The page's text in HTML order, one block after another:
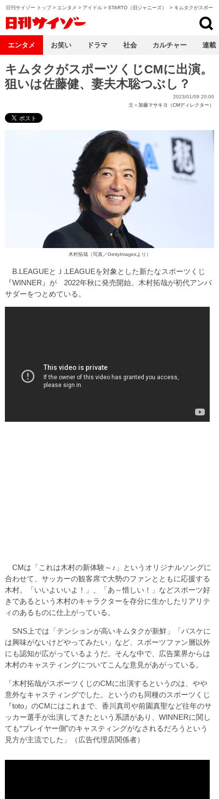
日刊サイゾー トップ> エンタメ > アイドル > STARTO（旧ジャニーズ） > キムタクがスポー
キムタクがスポーツくじCMに出演。
狙いは佐藤健、妻夫木聡つぶし？
2023/01/09 20:00
文＝加藤マサキヨ（CMディレクター）
木村拓哉（写真／GettyImagesより）
B.LEAGUEとＪ.LEAGUEを対象とした新たなスポーツくじ
『WINNER』が 2022年秋に発売開始。木村拓哉が初代アンバ
サダーをつとめている。
CMは「これは木村の新体験～♪」というオリジナルソングに
合わせて、サッカーの観客席で大勢のファンとともに応援する
木村。「いいよいいよ！」、「あ～惜しい！」などスポーツ好
きであるという木村のキャラクターを存分に生かしたリアリテ
ィのあるものに仕上がっている。
SNS上では「テンションが高いキムタクが新鮮」「バスケに
は興味がないけどやってみたい」など、スポーツファン層以外
にも認知が広がっているようだ。そんな中で、広告業界からは
木村のキャスティングについてこんな意見があがっている。
「木村拓哉がスポーツくじのCMに出演するというのは、やや
意外なキャスティングでした。というのも同種のスポーツくじ
『toto』のCMにはこれまで、香川真司や前園真聖など往年のサ
ッカー選手が出演してきたという系譜があり、WINNERに関し
ても“プレイヤー側”のキャスティングがなされるだろうという
見方が主流でした」（広告代理店関係者）
エンタメ お笑い ドラマ 社会 カルチャー 連載